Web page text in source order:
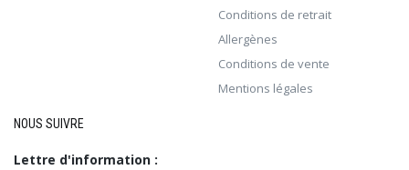
Conditions de retrait
Allergènes
Conditions de vente
Mentions légales
NOUS SUIVRE
Lettre d'information :